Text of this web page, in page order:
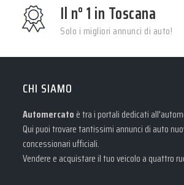
Il n° 1 in Toscana
Solo i migliori annunci di auto!
CHI SIAMO
Automercato è tra i portali dedicati
Qui puoi trovare tantissimi annunci di auto
concessionari ufficiali.
Vendere e acquistare il tuo veicolo a quattro